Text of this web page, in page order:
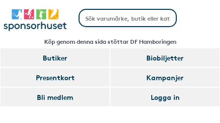
Köp genom denna sida stöttar DF Hamboringen
Butiker
Biobiljetter
Presentkort
Kampanjer
Bli medlem
Logga in